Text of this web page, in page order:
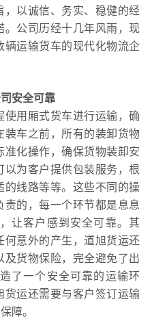
，以诚信、务实、稳健的经
。公司历经十几年风雨，现
辆运输货车的现代化物流企
安全可靠
用厢式货车进行运输，确
车之前，所有的装卸货物
准化操作，确保货物装卸安
为客户提供包装服务，根
线路等等。这些不同的操
的，每一个环节都是息息
让客户感到安全可靠。其
意外的产生，道旭货运还
货物保险，完全避免了出
了一个安全可靠的运输环
运还需要与客户签订运输
障。